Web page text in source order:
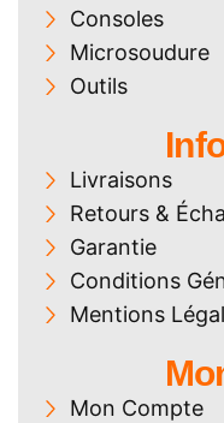
Consoles
Microsoudure
Outils
Livraisons
Retours &
Garantie
Conditions
Mentions
Mon Compte